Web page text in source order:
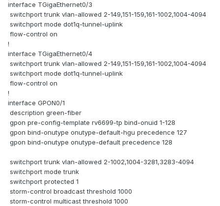
interface TGigaEthernet0/3
switchport trunk vlan-allowed 2-149,151-159,161-1002,1004-4094
switchport mode dot1q-tunnel-uplink
flow-control on
!
interface TGigaEthernet0/4
switchport trunk vlan-allowed 2-149,151-159,161-1002,1004-4094
switchport mode dot1q-tunnel-uplink
flow-control on
!
interface GPON0/1
description green-fiber
gpon pre-config-template rv6699-tp bind-onuid 1-128
gpon bind-onutype onutype-default-hgu precedence 127
gpon bind-onutype onutype-default precedence 128
switchport trunk vlan-allowed 2-1002,1004-3281,3283-4094
switchport mode trunk
switchport protected 1
storm-control broadcast threshold 1000
storm-control multicast threshold 1000